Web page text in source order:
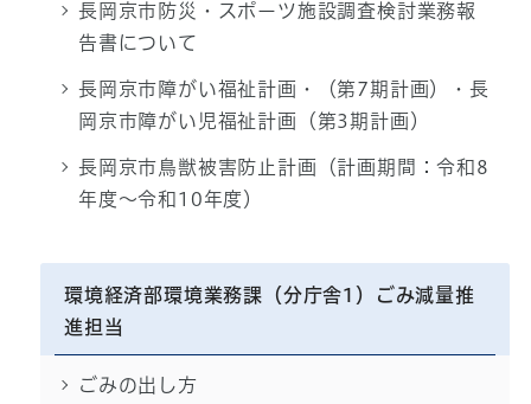
長岡京市防災・スポーツ施設調査検討業務報
告書について
長岡京市障がい福祉計画・（第7期計画）・長
岡京市障がい児福祉計画（第3期計画）
長岡京市鳥獣被害防止計画（計画期間：令和8
年度～令和10年度）
環境経済部環境業務課（分庁舎1）ごみ減量推
進担当
ごみの出し方